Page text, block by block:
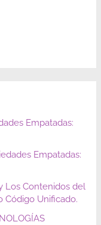
Empatadas:
Empatadas:
Los Contenidos del
Código Unificado.